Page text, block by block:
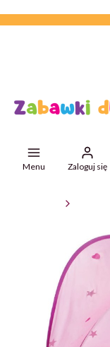
Menu Zaloguj się